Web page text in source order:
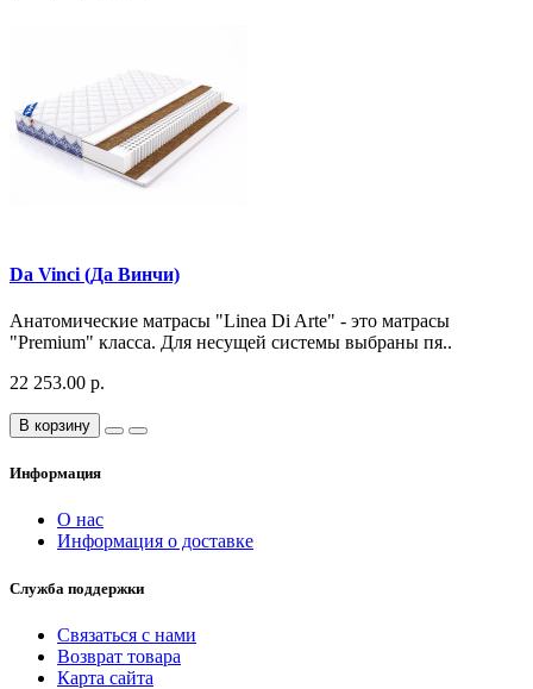
Da Vinci (Да Винчи)
Анатомические матрасы "Linea Di Arte" - это матрасы
"Premium" класса. Для несущей системы выбраны пя..
22 253.00 р.
В корзину
Информация
О нас
Информация о доставке
Служба поддержки
Связаться с нами
Возврат товара
Карта сайта